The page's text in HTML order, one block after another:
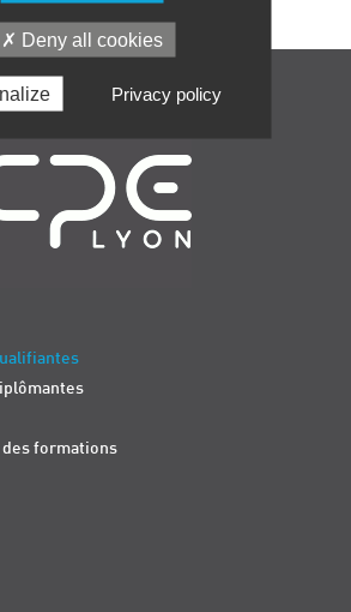
formations
Deny all cookies
Privacy policy